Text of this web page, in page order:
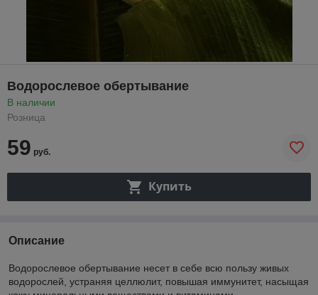
Водорослевое обертывание
В наличии
Розница
59 руб.
Купить
Описание
Водорослевое обертывание несет в себе всю пользу живых
водорослей, устраняя целлюлит, повышая иммунитет, насыщая